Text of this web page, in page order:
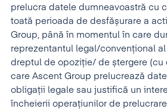
prelucra datele dumneavoastră cu
toată perioada de desfășurare a
Group, până în momentul în care
reprezentantul legal/convențional
dreptul de opoziţie/ de ștergere (cu
care Ascent Group prelucrează
obligații legale sau justifică un
încheierii operaţiunilor de